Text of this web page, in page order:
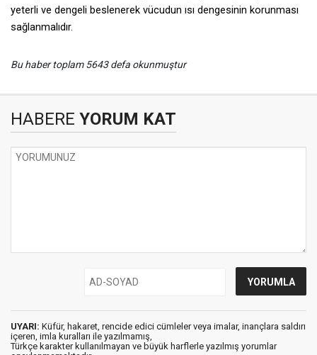
yeterli ve dengeli beslenerek vücudun ısı dengesinin korunması
sağlanmalıdır.
Bu haber toplam 5643 defa okunmuştur
HABERE YORUM KAT
UYARI: Küfür, hakaret, rencide edici cümleler veya imalar, inançlara saldırı
içeren, imla kuralları ile yazılmamış,
Türkçe karakter kullanılmayan ve büyük harflerle yazılmış yorumlar